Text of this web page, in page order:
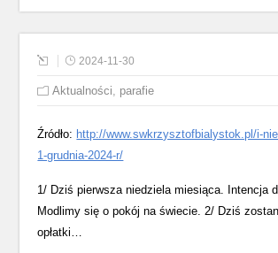
2024-11-30
Aktualności, parafie
Źródło: http://www.swkrzysztofbialystok.pl/i-
1-grudnia-2024-r/
1/ Dziś pierwsza niedziela miesiąca. Intencja
Modlimy się o pokój na świecie. 2/ Dziś
opłatki…